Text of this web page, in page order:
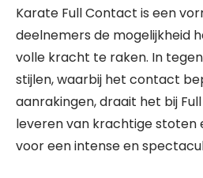
Karate Full Contact is een
deelnemers de mogelijkheid
volle kracht te raken. In
stijlen, waarbij het contact
aanrakingen, draait het bij
leveren van krachtige stoten
voor een intense en